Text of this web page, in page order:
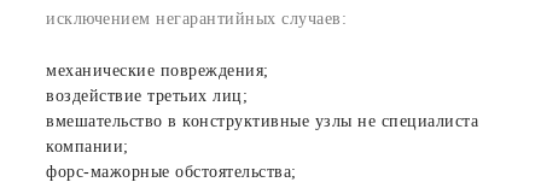
исключением негарантийных случаев:
механические повреждения;
воздействие третьих лиц;
вмешательство в конструктивные узлы не специалиста
компании;
форс-мажорные обстоятельства;